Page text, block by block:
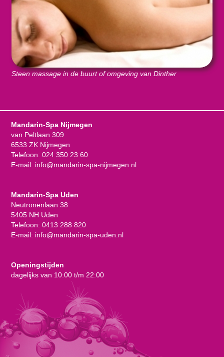
Steen massage in de buurt of omgeving van Dinther
Mandarin-Spa Nijmegen
van Peltlaan 309
6533 ZK Nijmegen
Telefoon: 024 350 23 60
E-mail: info@mandarin-spa-nijmegen.nl
Mandarin-Spa Uden
Neutronenlaan 38
5405 NH Uden
Telefoon: 0413 288 820
E-mail: info@mandarin-spa-uden.nl
Openingstijden
dagelijks van 10:00 t/m 22:00